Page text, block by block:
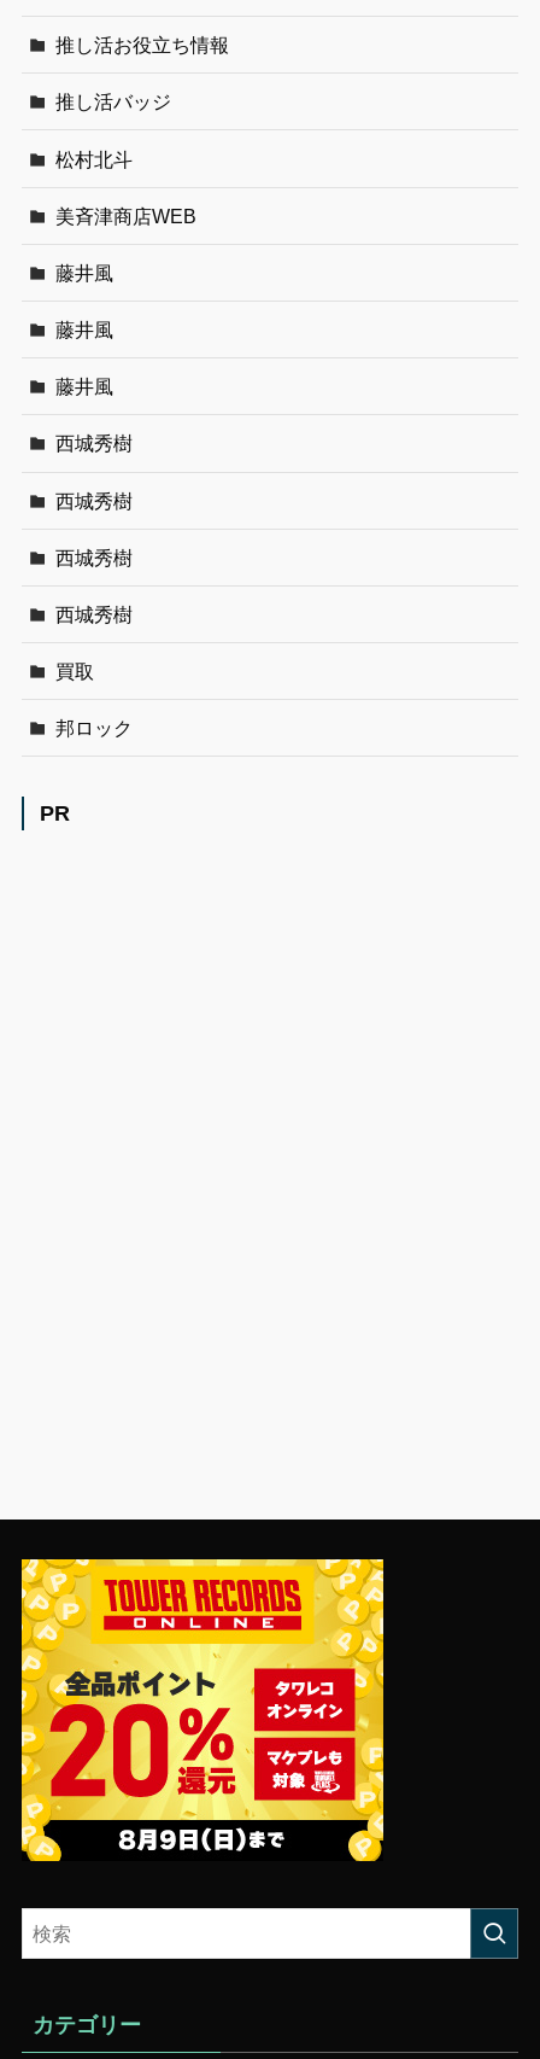
推し活お役立ち情報
推し活バッジ
松村北斗
美斉津商店WEB
藤井風
藤井風
藤井風
西城秀樹
西城秀樹
西城秀樹
西城秀樹
買取
邦ロック
PR
カテゴリー